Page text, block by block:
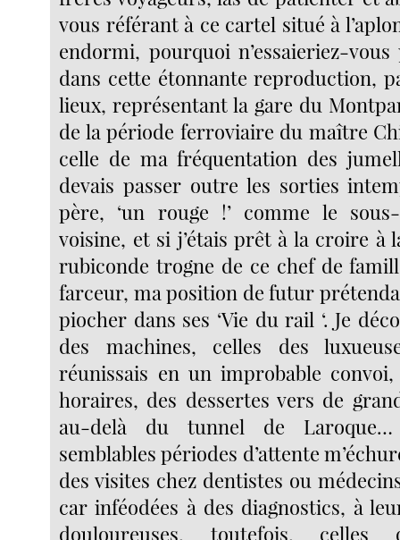
vous référant à ce cartel situé à
endormi, pourquoi n’essaieriez-
dans cette étonnante reproduction,
lieux, représentant la gare du
de la période ferroviaire du maître
celle de ma fréquentation des
devais passer outre les sorties
père, ‘un rouge !’ comme le
voisine, et si j’étais prêt à la croire à
rubiconde trogne de ce chef de
farceur, ma position de futur
piocher dans ses ‘Vie du rail ‘. Je
des machines, celles des
réunissais en un improbable convoi,
horaires, des dessertes vers de
au-delà du tunnel de
semblables périodes d’attente
des visites chez dentistes ou
car inféodées à des diagnostics, à
douloureuses, toutefois, celles